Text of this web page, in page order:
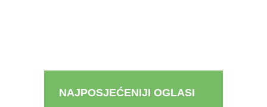
NAJPOSJEĆENIJI OGLASI